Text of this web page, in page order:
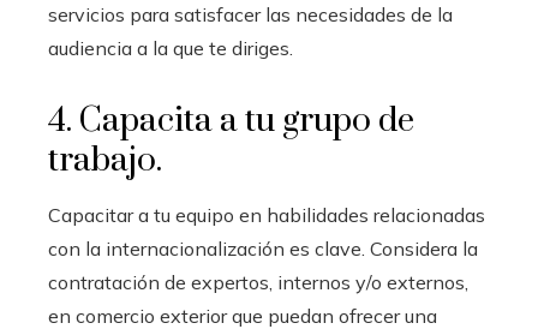
servicios para satisfacer las necesidades de la
audiencia a la que te diriges.
4. Capacita a tu grupo de
trabajo.
Capacitar a tu equipo en habilidades relacionadas
con la internacionalización es clave. Considera la
contratación de expertos, internos y/o externos,
en comercio exterior que puedan ofrecer una